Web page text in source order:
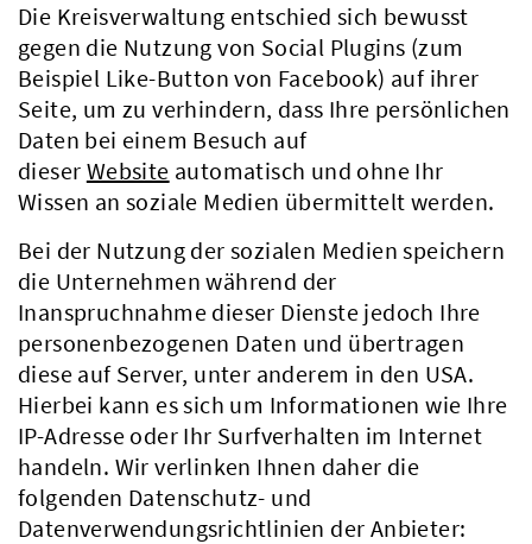
Die Kreisverwaltung entschied sich bewusst
gegen die Nutzung von Social Plugins (zum
Beispiel Like-Button von Facebook) auf ihrer
Seite, um zu verhindern, dass Ihre persönlichen
Daten bei einem Besuch auf
dieser Website automatisch und ohne Ihr
Wissen an soziale Medien übermittelt werden.
Bei der Nutzung der sozialen Medien speichern
die Unternehmen während der
Inanspruchnahme dieser Dienste jedoch Ihre
personenbezogenen Daten und übertragen
diese auf Server, unter anderem in den USA.
Hierbei kann es sich um Informationen wie Ihre
IP-Adresse oder Ihr Surfverhalten im Internet
handeln. Wir verlinken Ihnen daher die
folgenden Datenschutz- und
Datenverwendungsrichtlinien der Anbieter: